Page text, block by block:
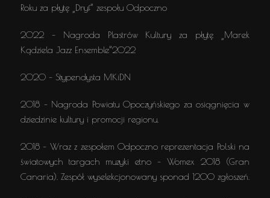
Roku za płytę „Dryf” zespołu Odpoczno
2022 – Nagroda Plastrów Kultury za płytę „Marek
Kądziela Jazz Ensemble”2022
2020 – Stypendysta MKiDN
2018 – Nagroda Powiatu Opoczyńskiego za osiągnięcia w
dziedzinie kultury i promocji regionu.
2018 – Wraz z zespołem Odpoczno reprezentacja Polski na
światowych targach muzyki etno – Womex 2018 (Gran
Canaria). Zespół wyselekcjonowany sponad 1200 zgłoszeń.